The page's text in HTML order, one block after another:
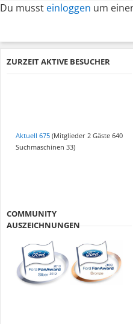
Du musst einloggen um
ZURZEIT AKTIVE BESUCHER
Aktuell 675 (Mitglieder 2 Gäste 640
Suchmaschinen 33)
COMMUNITY
AUSZEICHNUNGEN